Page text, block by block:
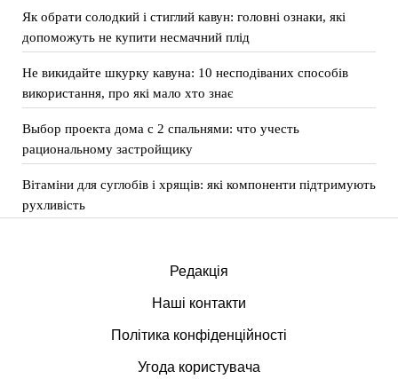
Як обрати солодкий і стиглий кавун: головні ознаки, які
допоможуть не купити несмачний плід
Не викидайте шкурку кавуна: 10 несподіваних способів
використання, про які мало хто знає
Выбор проекта дома с 2 спальнями: что учесть
рациональному застройщику
Вітаміни для суглобів і хрящів: які компоненти підтримують
рухливість
Редакція
Наші контакти
Політика конфіденційності
Угода користувача